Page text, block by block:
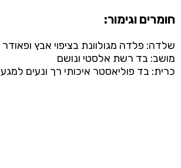
חומרים וגימור:
שלדה: פלדה מגולוונת בציפוי אבץ
מושב: בד רשת אלסטי ונושם
כרית: בד פוליאסטר איכותי רך ונעים למגע